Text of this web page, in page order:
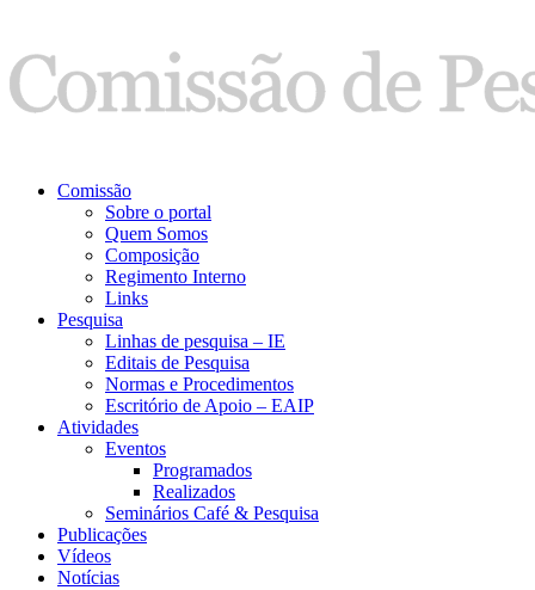
Comissão
Sobre o portal
Quem Somos
Composição
Regimento Interno
Links
Pesquisa
Linhas de pesquisa – IE
Editais de Pesquisa
Normas e Procedimentos
Escritório de Apoio – EAIP
Atividades
Eventos
Programados
Realizados
Seminários Café & Pesquisa
Publicações
Vídeos
Notícias